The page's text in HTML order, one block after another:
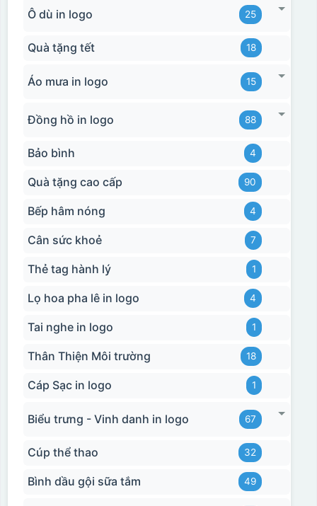
Ô dù in logo 25
Quà tặng tết 18
Áo mưa in logo 15
Đồng hồ in logo 88
Bảo bình 4
Quà tặng cao cấp 90
Bếp hâm nóng 4
Cân sức khoẻ 7
Thẻ tag hành lý 1
Lọ hoa pha lê in logo 4
Tai nghe in logo 1
Thân Thiện Môi trường 18
Cáp Sạc in logo 1
Biểu trưng - Vinh danh in logo 67
Cúp thể thao 32
Bình dầu gội sữa tắm 49